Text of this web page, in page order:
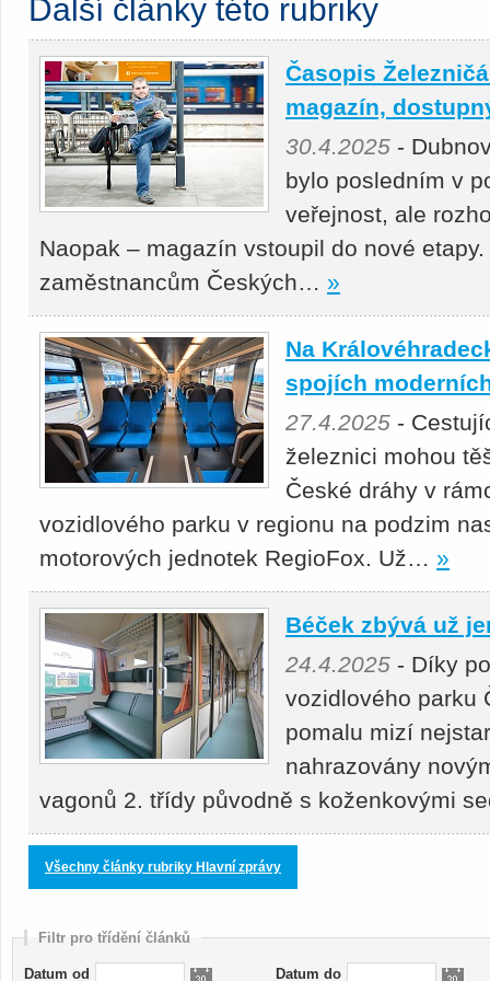
Další články této rubriky
Časopis
magazín,
30.4.2025 -
bylo posledním v
veřejnost, ale
Naopak – magazín vstoupil do nové
zaměstnancům Českých… »
Na
spojích
27.4.2025 -
železnici mohou
České dráhy v
vozidlového parku v regionu na podzim
motorových jednotek RegioFox. Už… »
Béček zbývá už
24.4.2025 - Díky
vozidlového parku
pomalu mizí
nahrazovány
vagonů 2. třídy původně s koženkovými
Všechny články rubriky Hlavní zprávy
Filtr pro třídění článků
Datum od Datum do